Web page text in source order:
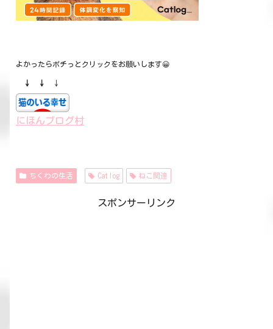
よかったらポチっとクリックをお願いします😀
↓ ↓ ↓
にほんブログ村
ちくわの生活 Catlog ねこ関連
スポンサーリンク